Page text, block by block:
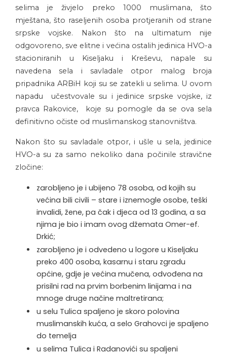
selima je živjelo preko 1000 muslimana, što
mještana, što raseljenih osoba protjeranih od strane
srpske vojske. Nakon što na ultimatum nije
odgovoreno, sve elitne i većina ostalih jedinica HVO-a
stacioniranih u Kiseljaku i Kreševu, napale su
navedena sela i savladale otpor malog broja
pripadnika ARBiH koji su se zatekli u selima. U ovom
napadu učestvovale su i jedinice srpske vojske, iz
pravca Rakovice, koje su pomogle da se ova sela
definitivno očiste od muslimanskog stanovništva.
Nakon što su savladale otpor, i ušle u sela, jedinice
HVO-a su za samo nekoliko dana počinile stravične
zločine:
zarobljeno je i ubijeno 78 osoba, od kojih su
većina bili civili – stare i iznemogle osobe, teški
invalidi, žene, pa čak i djeca od 13 godina, a sa
njima je bio i imam ovog džemata Omer-ef.
Drkić;
zarobljeno je i odvedeno u logore u Kiseljaku
preko 400 osoba, kasarnu i staru zgradu
općine, gdje je većina mučena, odvođena na
prisilni rad na prvim borbenim linijama i na
mnoge druge načine maltretirana;
u selu Tulica spaljeno je skoro polovina
muslimanskih kuća, a selo Grahovci je spaljeno
do temelja
u selima Tulica i Radanovići su spaljeni